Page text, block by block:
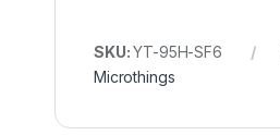
SKU:YT-95H-SF6
Microthings